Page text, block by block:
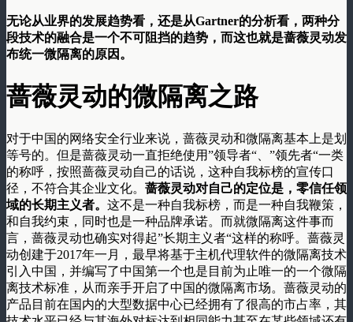
无论从业界的发展趋势看，还是从Gartner的分析看，两种分
段技术的融合是一个不可阻挡的趋势，而这也就是蔷薇灵动发
布统一微隔离的原因。
蔷薇灵动的微隔离之路
对于中国的网络安全行业来说，蔷薇灵动和微隔离基本上是划
等号的。但是蔷薇灵动一直拒绝使用”领导者“、”领先者“一类
的称呼，按照蔷薇灵动自己的话说，这种自我标榜的宣传口
径，不符合其企业文化。 蔷薇灵动对自己的定位是，零信任领
域的长期主义者。 这不是一种自我标榜，而是一种自我鞭策，
和自我约束，同时也是一种品牌承诺。而就微隔离这件事而
言，蔷薇灵动也确实对得起”长期主义者“这样的称呼。蔷薇灵
动创建于2017年一月，最早将基于主机代理软件的微隔离技术
引入中国，并编写了中国第一个也是目前为止唯一的一个微隔
离技术标准，从而亲手开启了中国的微隔离市场。蔷薇灵动的
产品目前在国内的大型数据中心已经拥有了很高的市占率，其